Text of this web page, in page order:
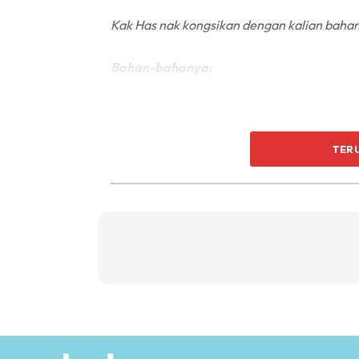
Kak Has nak kongsikan dengan kalian
Bahan-bahanya: